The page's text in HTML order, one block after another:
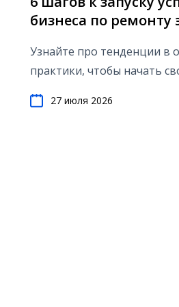
бизнеса по ремонту
Узнайте про тенденции в
практики, чтобы начать
27 июля 2026